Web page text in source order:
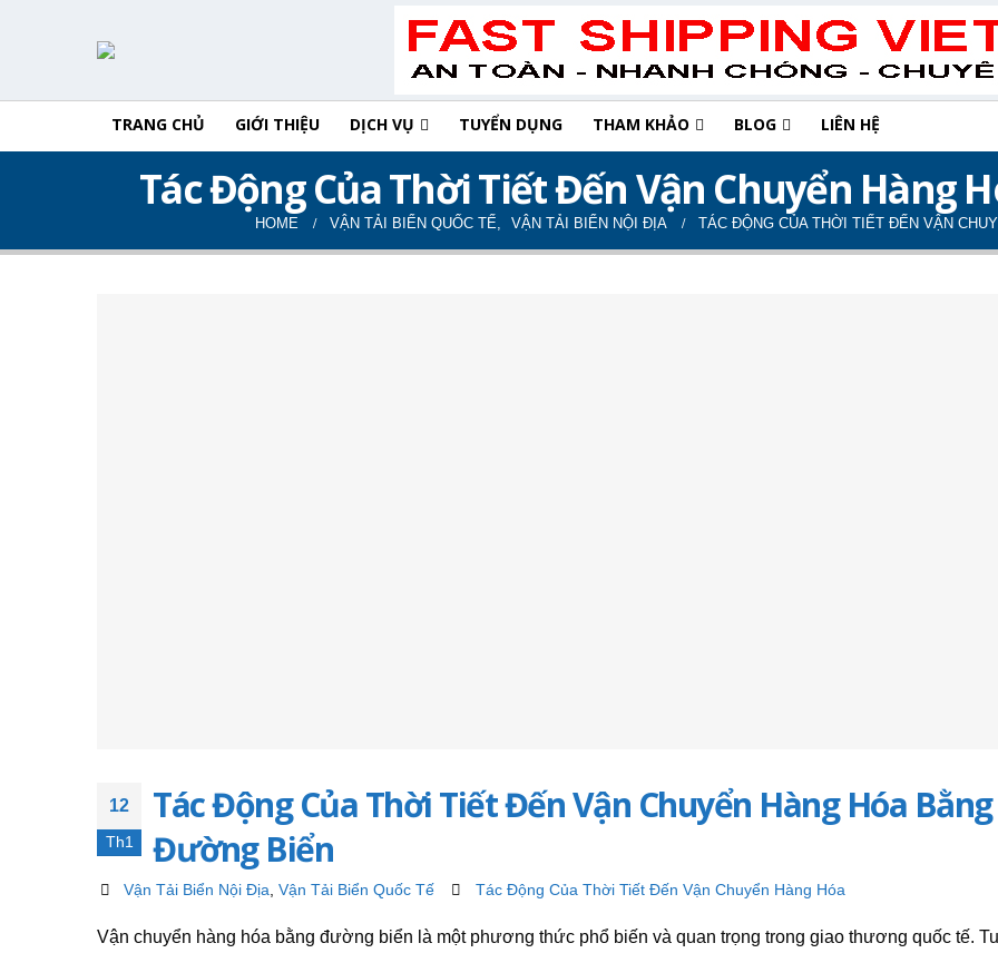
TRANG CHỦ GIỚI THIỆU DỊCH VỤ TUYỂN DỤNG THAM KHẢO BLOG LIÊN HỆ
Tác Động Của Thời Tiết Đến Vận Chuyển Hàng
HOME VẬN TẢI BIỂN QUỐC TẾ, VẬN TẢI BIỂN NỘI ĐỊA TÁC ĐỘNG CỦA THỜI TIẾT ĐẾN VẬN
12
Th1
Tác Động Của Thời Tiết Đến Vận Chuyển Hàng Hóa Bằng
Đường Biển
Vận Tải Biển Nội Địa ,Vận Tải Biển Quốc Tế Tác Động Của Thời Tiết Đến Vận Chuyển Hàng Hóa
Vận chuyển hàng hóa bằng đường biển là một phương thức phổ biến và quan trọng trong giao thương quốc tế.